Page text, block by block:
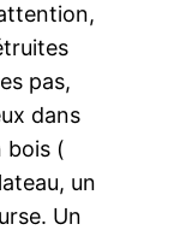
pas,
dans
bois (
un
Un